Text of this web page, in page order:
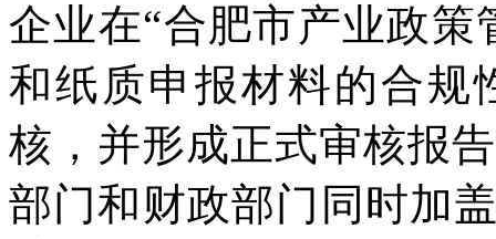
企业在“合肥市产业政
和纸质申报材料的合规
核，并形成正式审核报
部门和财政部门同时加